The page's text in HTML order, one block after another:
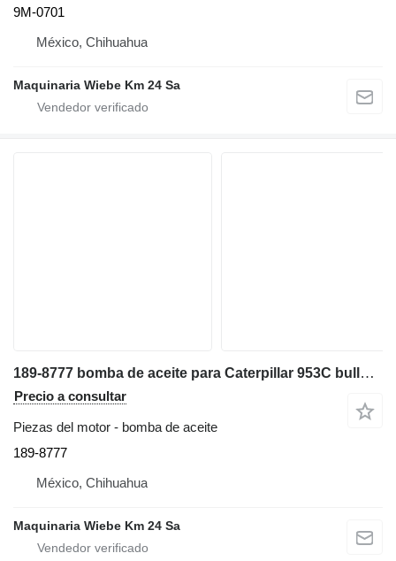
9M-0701
México, Chihuahua
Maquinaria Wiebe Km 24 Sa
189-8777 bomba de aceite para Caterpillar 953C bulldozer
Precio a consultar
Piezas del motor - bomba de aceite
189-8777
México, Chihuahua
Maquinaria Wiebe Km 24 Sa